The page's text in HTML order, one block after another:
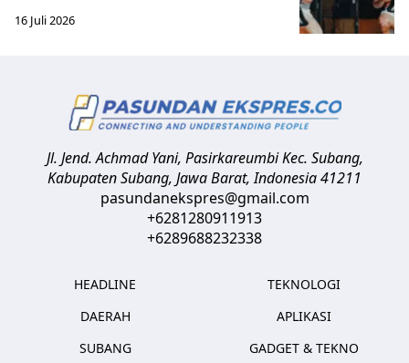
16 Juli 2026
Jl. Jend. Achmad Yani, Pasirkareumbi Kec. Subang,
Kabupaten Subang, Jawa Barat,Indonesia41211
pasundanekspres@gmail.com
+6281280911913
+6289688232338
HEADLINE
DAERAH
SUBANG
TEKNOLOGI
APLIKASI
GADGET & TEKNO